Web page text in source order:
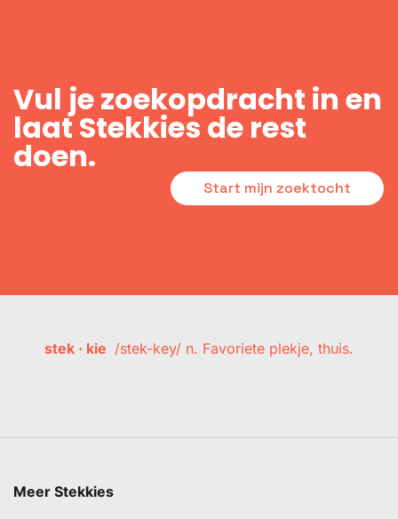
Vul je zoekopdracht in en
laat Stekkies de rest
doen.
Start mijn zoektocht
stek · kie /stek-key/ n. Favoriete plekje, thuis.
Meer Stekkies